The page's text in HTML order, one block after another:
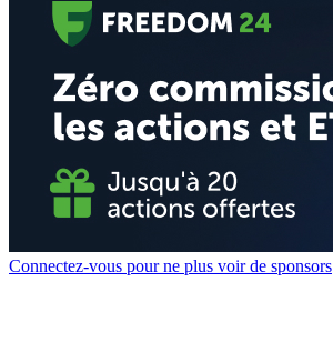
Connectez-vous pour ne plus voir de sponsors